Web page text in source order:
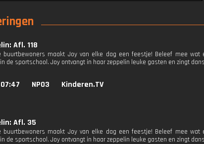
Afl. 118
buurtbewoners maakt Joy van elke dag een feestje! Beleef mee wat
de sportschool. Joy ontvangt in haar zeppelin leuke gasten en zingt
NPO3 Kinderen.TV
Afl. 35
buurtbewoners maakt Joy van elke dag een feestje! Beleef mee wat
de sportschool. Joy ontvangt in haar zeppelin leuke gasten en zingt